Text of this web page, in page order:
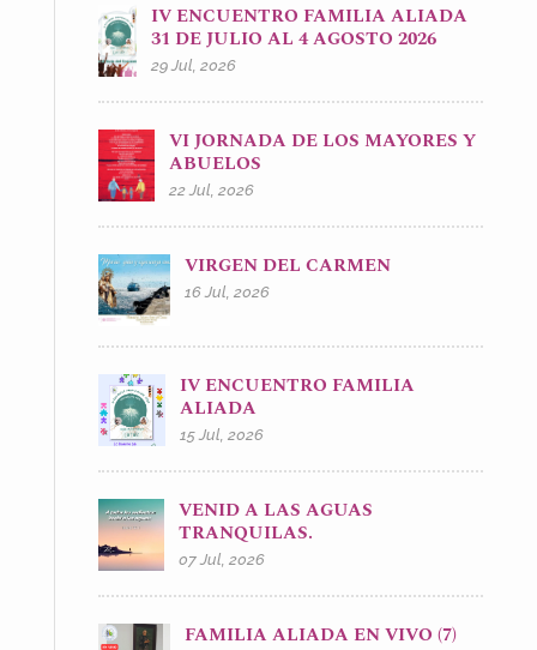
IV ENCUENTRO FAMILIA ALIADA
31 DE JULIO AL 4 AGOSTO 2026
29 Jul, 2026
VI JORNADA DE LOS MAYORES Y
ABUELOS
22 Jul, 2026
VIRGEN DEL CARMEN
16 Jul, 2026
IV ENCUENTRO FAMILIA
ALIADA
15 Jul, 2026
VENID A LAS AGUAS
TRANQUILAS.
07 Jul, 2026
FAMILIA ALIADA EN VIVO (7)